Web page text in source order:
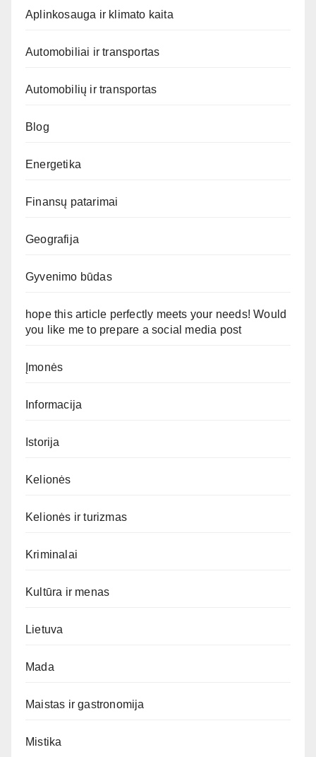
Aplinkosauga ir klimato kaita
Automobiliai ir transportas
Automobilių ir transportas
Blog
Energetika
Finansų patarimai
Geografija
Gyvenimo būdas
hope this article perfectly meets your needs! Would
you like me to prepare a social media post
Įmonės
Informacija
Istorija
Kelionės
Kelionės ir turizmas
Kriminalai
Kultūra ir menas
Lietuva
Mada
Maistas ir gastronomija
Mistika